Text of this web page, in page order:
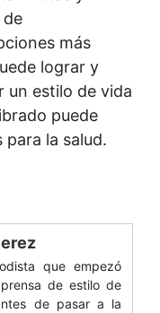
más
lograr y
un estilo de vida
puede
la salud.
que empezó
de estilo de
de pasar a la